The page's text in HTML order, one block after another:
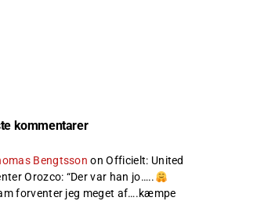
kommentarer
Bengtsson onOfficielt: United
Orozco: “Der var han jo…..
forventer jeg meget af….kæmpe